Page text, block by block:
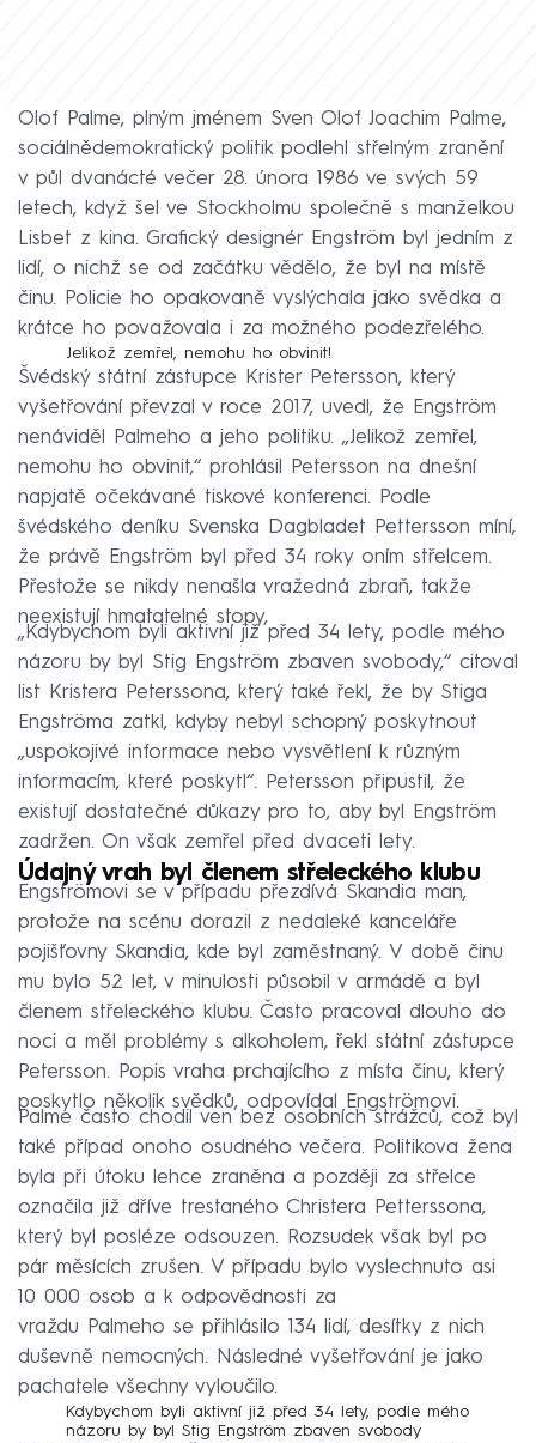
Olof Palme, plným jménem Sven Olof Joachim Palme,
sociálnědemokratický politik podlehl střelným zranění
v půl dvanácté večer 28. února 1986 ve svých 59
letech, když šel ve Stockholmu společně s manželkou
Lisbet z kina. Grafický designér Engström byl jedním z
lidí, o nichž se od začátku vědělo, že byl na místě
činu. Policie ho opakovaně vyslýchala jako svědka a
krátce ho považovala i za možného podezřelého.
Jelikož zemřel, nemohu ho obvinit!
Švédský státní zástupce Krister Petersson, který
vyšetřování převzal v roce 2017, uvedl, že Engström
nenáviděl Palmeho a jeho politiku. „Jelikož zemřel,
nemohu ho obvinit,“ prohlásil Petersson na dnešní
napjatě očekávané tiskové konferenci. Podle
švédského deníku Svenska Dagbladet Pettersson míní,
že právě Engström byl před 34 roky oním střelcem.
Přestože se nikdy nenašla vražedná zbraň, takže
neexistují hmatatelné stopy,
„Kdybychom byli aktivní již před 34 lety, podle mého
názoru by byl Stig Engström zbaven svobody,“ citoval
list Kristera Peterssona, který také řekl, že by Stiga
Engströma zatkl, kdyby nebyl schopný poskytnout
„uspokojivé informace nebo vysvětlení k různým
informacím, které poskytl“. Petersson připustil, že
existují dostatečné důkazy pro to, aby byl Engström
zadržen. On však zemřel před dvaceti lety.
Údajný vrah byl členem střeleckého klubu
Engströmovi se v případu přezdívá Skandia man,
protože na scénu dorazil z nedaleké kanceláře
pojišťovny Skandia, kde byl zaměstnaný. V době činu
mu bylo 52 let, v minulosti působil v armádě a byl
členem střeleckého klubu. Často pracoval dlouho do
noci a měl problémy s alkoholem, řekl státní zástupce
Petersson. Popis vraha prchajícího z místa činu, který
poskytlo několik svědků, odpovídal Engströmovi.
Palme často chodil ven bez osobních strážců, což byl
také případ onoho osudného večera. Politikova žena
byla při útoku lehce zraněna a později za střelce
označila již dříve trestaného Christera Petterssona,
který byl posléze odsouzen. Rozsudek však byl po
pár měsících zrušen. V případu bylo vyslechnuto asi
10 000 osob a k odpovědnosti za
vraždu Palmeho se přihlásilo 134 lidí, desítky z nich
duševně nemocných. Následné vyšetřování je jako
pachatele všechny vyloučilo.
Kdybychom byli aktivní již před 34 lety, podle mého
názoru by byl Stig Engström zbaven svobody